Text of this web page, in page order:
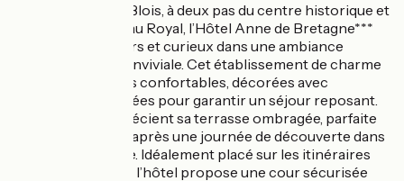
Situé au cœur de Blois, à deux pas du centre historique et
du célèbre Château Royal, l’Hôtel Anne de Bretagne***
accueille voyageurs et curieux dans une ambiance
chaleureuse et conviviale. Cet établissement de charme
offre 29 chambres confortables, décorées avec
simplicité et pensées pour garantir un séjour reposant.
Les visiteurs apprécient sa terrasse ombragée, parfaite
pour se détendre après une journée de découverte dans
la vallée de la Loire. Idéalement placé sur les itinéraires
cyclotouristiques, l’hôtel propose une cour sécurisée